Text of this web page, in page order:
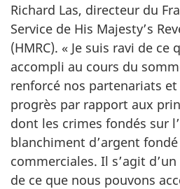
Richard Las, directeur du
Service de His Majesty’s
(HMRC). « Je suis ravi de ce
accompli au cours du
renforcé nos partenariats
progrès par rapport aux
dont les crimes fondés sur
blanchiment d’argent
commerciales. Il s’agit
de ce que nous pouvons